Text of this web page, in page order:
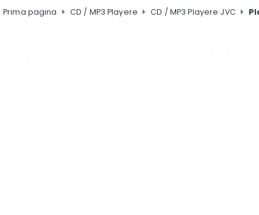
Prima pagina CD / MP3 Playere CD / MP3 Playere JVC